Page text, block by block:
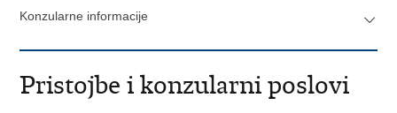
Konzularne informacije
Pristojbe i konzularni poslovi